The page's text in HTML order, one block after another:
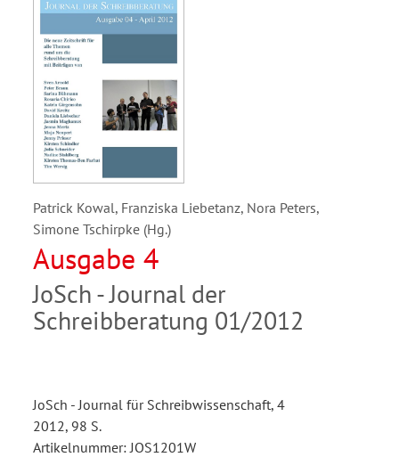
Patrick Kowal, Franziska Liebetanz, Nora Peters,
Simone Tschirpke (Hg.)
Ausgabe 4
JoSch - Journal der
Schreibberatung 01/2012
JoSch - Journal für Schreibwissenschaft, 4
2012, 98 S.
Artikelnummer: JOS1201W